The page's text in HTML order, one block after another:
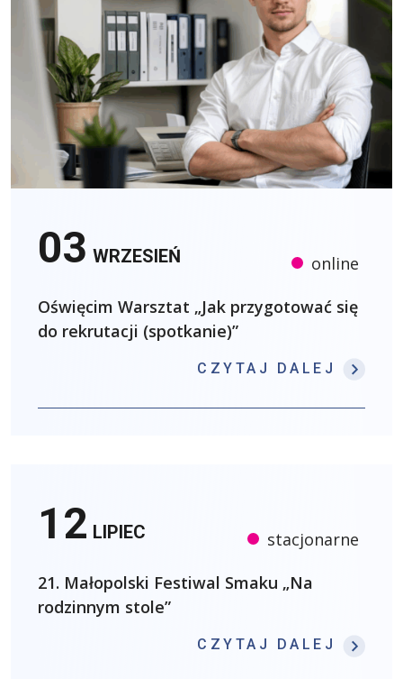
03 WRZESIEŃ
online
Oświęcim Warsztat „Jak przygotować się
do rekrutacji (spotkanie)”
CZYTAJ DALEJ :
12 LIPIEC
stacjonarne
21. Małopolski Festiwal Smaku „Na
rodzinnym stole”
CZYTAJ DALEJ : 21.